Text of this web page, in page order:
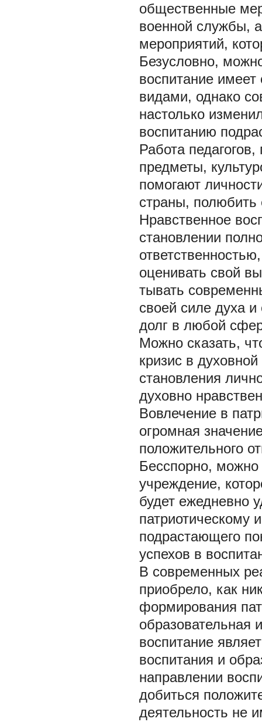
общественные
военной службы,
мероприятий,
Безусловно,
воспитание
видами, однако
настолько
воспитанию
Работа
предметы,
помогают
страны, полюбить
Нравственное
становлении
оценивать свой
тывать
своей силе духа
долг в любой
Можно сказать,
кризис в
становления
духовно
Вовлечение в
огромная
положительного
Бесспорно, можно
учреждение,
будет ежедневно
патриотическому
подрастающего
успехов в
В современных
приобрело, как
формирования
образовательная
воспитание
воспитания и
направлении
добиться
деятельность не